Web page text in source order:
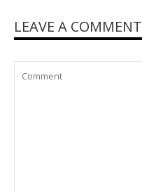
LEAVE A COMMENT